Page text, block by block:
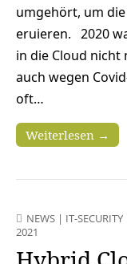
umgehört, um die
eruieren. 2020
in die Cloud nicht
auch wegen
oft…
Weiterlesen →
NEWS | IT-SECURITY
2021